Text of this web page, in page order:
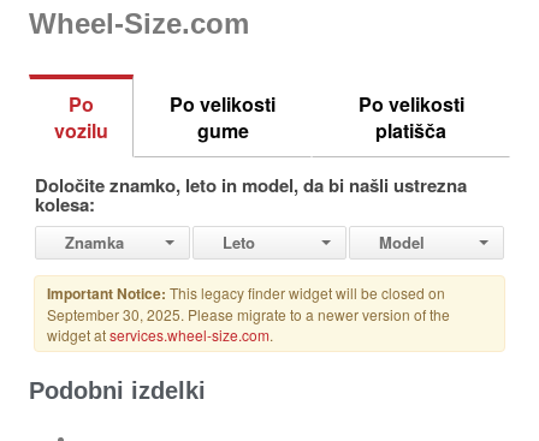
Wheel-Size.com
Podobni izdelki